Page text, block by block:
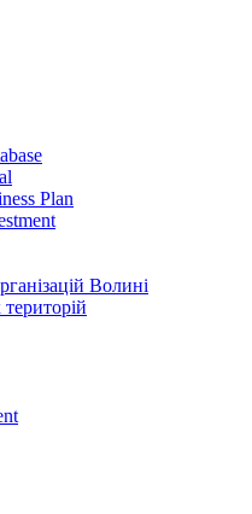
Plan
Волині